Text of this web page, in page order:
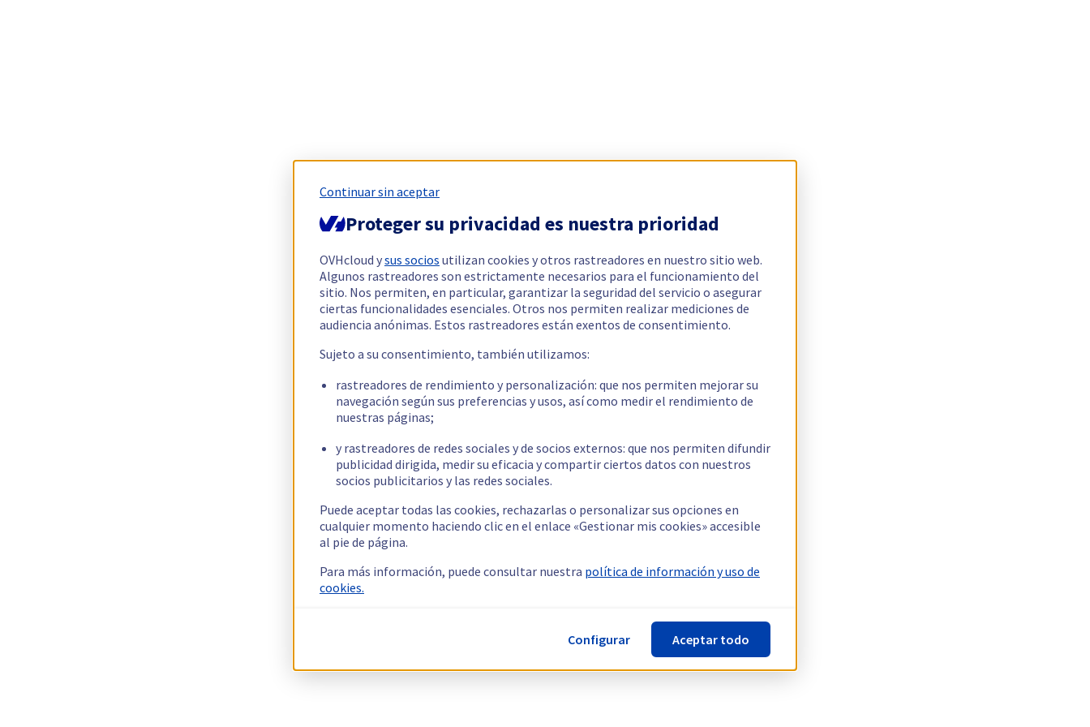
Continuar sin aceptar
Proteger su privacidad es nuestra prioridad
OVHcloud ysus socios utilizan cookies y otros rastreadores en nuestro sitio web.
Algunos rastreadores son estrictamente necesarios para el funcionamiento del
sitio. Nos permiten, en particular, garantizar la seguridad del servicio o asegurar
ciertas funcionalidades esenciales. Otros nos permiten realizar mediciones de
audiencia anónimas. Estos rastreadores están exentos de consentimiento.
Sujeto a su consentimiento, también utilizamos:
rastreadores de rendimiento y personalización: que nos permiten mejorar su
navegación según sus preferencias y usos, así como medir el rendimiento de
nuestras páginas;
y rastreadores de redes sociales y de socios externos: que nos permiten difundir
publicidad dirigida, medir su eficacia y compartir ciertos datos con nuestros
socios publicitarios y las redes sociales.
Puede aceptar todas las cookies, rechazarlas o personalizar sus opciones en
cualquier momento haciendo clic en el enlace «Gestionar mis cookies» accesible
al pie de página.
Para más información, puede consultar nuestra política de información y uso de
cookies.
Configurar Aceptar todo